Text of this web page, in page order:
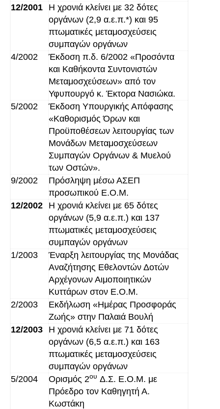
12/2001
Η χρονιά κλείνει με 32 δότες
οργάνων (2,9 α.ε.π.*) και 95
πτωματικές μεταμοσχεύσεις
συμπαγών οργάνων
4/2002
Έκδοση π.δ. 6/2002 «Προσόντα
και Καθήκοντα Συντονιστών
Μεταμοσχεύσεων» από τον
Υφυπουργό κ. Έκτορα Νασιώκα.
5/2002
Έκδοση Υπουργικής Απόφασης
«Καθορισμός Όρων και
Προϋποθέσεων λειτουργίας των
Μονάδων Μεταμοσχεύσεων
Συμπαγών Οργάνων & Μυελού
των Οστών».
9/2002
Πρόσληψη μέσω ΑΣΕΠ
προσωπικού Ε.Ο.Μ.
12/2002
Η χρονιά κλείνει με 65 δότες
οργάνων (5,9 α.ε.π.) και 137
πτωματικές μεταμοσχεύσεις
συμπαγών οργάνων
1/2003
Έναρξη λειτουργίας της Μονάδας
Αναζήτησης Εθελοντών Δοτών
Αρχέγονων Αιμοποιητικών
Κυττάρων στον Ε.Ο.Μ.
2/2003
Εκδήλωση «Ημέρας Προσφοράς
Ζωής» στην Παλαιά Βουλή
12/2003
Η χρονιά κλείνει με 71 δότες
οργάνων (6,5 α.ε.π.) και 163
πτωματικές μεταμοσχεύσεις
συμπαγών οργάνων
5/2004
Ορισμός 2ου Δ.Σ. Ε.Ο.Μ. με
Πρόεδρο τον Καθηγητή Α.
Κωστάκη